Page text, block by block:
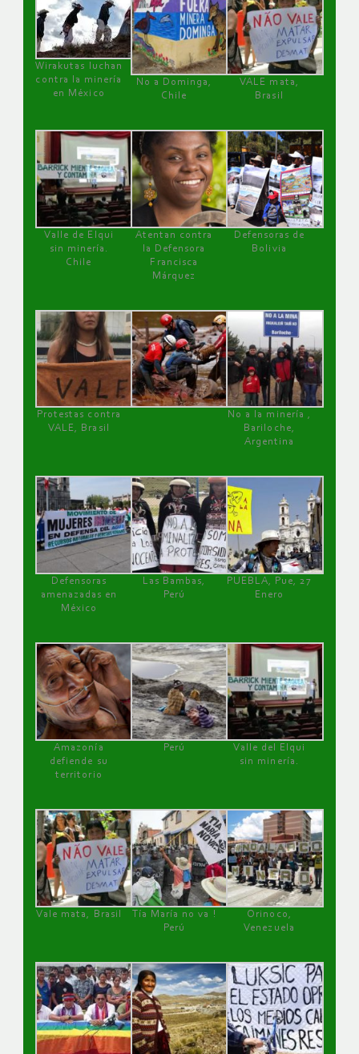
Wirakutas luchan
contra la minería
en México
No a Dominga,
Chile
VALE mata,
Brasil
Valle de Elqui
sin minería.
Chile
Atentan contra
la Defensora
Francisca
Márquez
Defensoras de
Bolivia
Protestas contra
VALE, Brasil
No a la minería ,
Bariloche,
Argentina
Defensoras
amenazadas en
México
Las Bambas,
Perú
PUEBLA, Pue, 27
Enero
Amazonía
defiende su
territorio
Perú
Valle del Elqui
sin minería.
Vale mata, Brasil
Tía María no va !
Perú
Orinoco,
Venezuela